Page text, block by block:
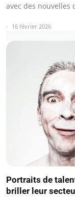
avec des nouvelles
16 février 2026
Portraits de
briller leur